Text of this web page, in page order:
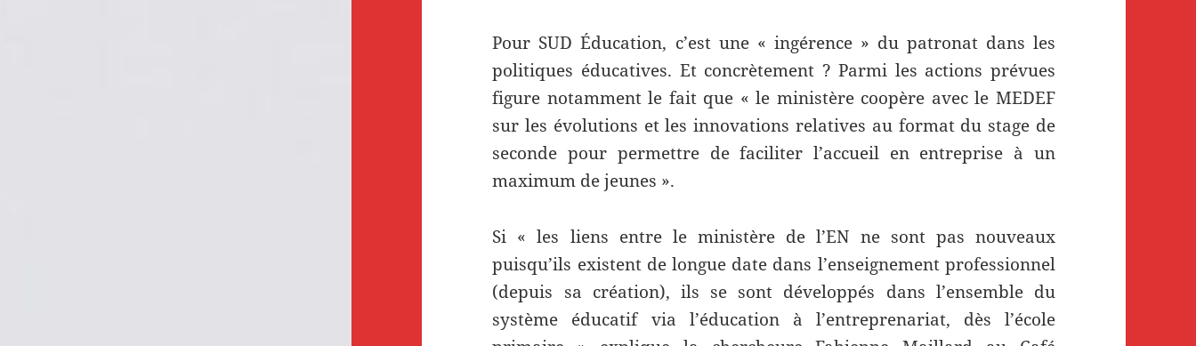
Pour SUD Éducation, c’est une « ingérence » du patronat dans les
politiques éducatives. Et concrètement ? Parmi les actions prévues
figure notamment le fait que « le ministère coopère avec le MEDEF
sur les évolutions et les innovations relatives au format du stage de
seconde pour permettre de faciliter l’accueil en entreprise à un
maximum de jeunes ».
Si « les liens entre le ministère de l’EN ne sont pas nouveaux
puisqu’ils existent de longue date dans l’enseignement professionnel
(depuis sa création), ils se sont développés dans l’ensemble du
système éducatif via l’éducation à l’entreprenariat, dès l’école